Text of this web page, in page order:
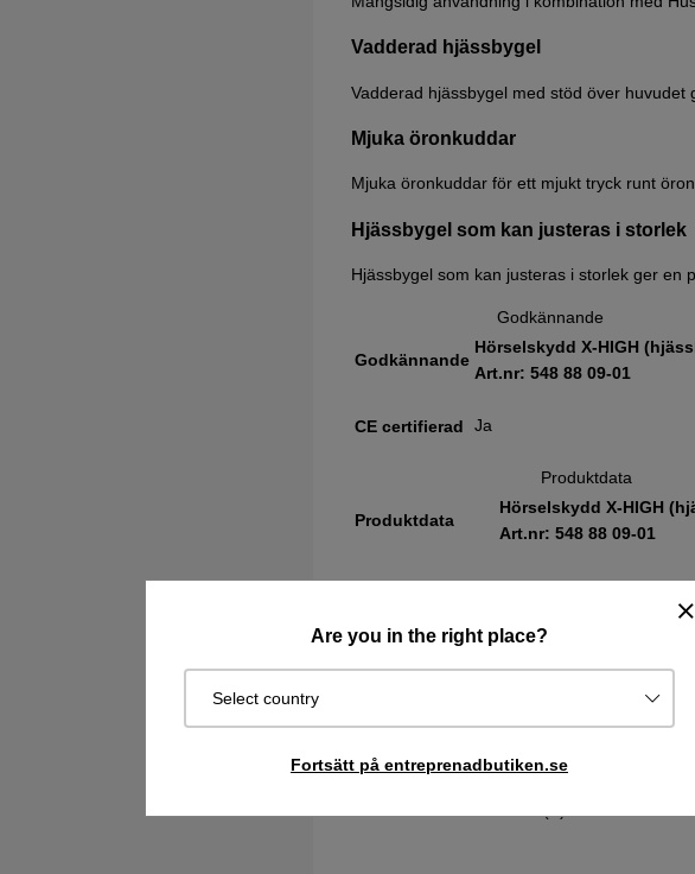
Are you in the right place?
Select country
Fortsätt på entreprenadbutiken.se
Vadderad hjässbygel
Vadderad hjässbygel med stöd över huvudet
Mjuka öronkuddar
Mjuka öronkuddar för ett mjukt tryck runt
Hjässbygel som kan justeras i storlek
Hjässbygel som kan justeras i storlek ger en
Godkännande
Godkännande
Hörselskydd X-HIGH
Art.nr: 548 88 09‑01
CE certifierad Ja
Produktdata
Produktdata
Hörselskydd X-HIGH
Art.nr: 548 88 09‑01
Godkänd enligt EN 352-1, ANSI S3.19,